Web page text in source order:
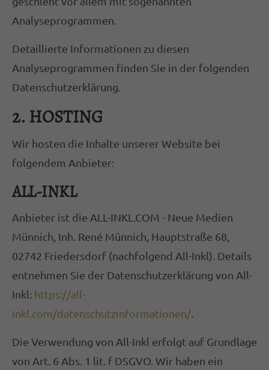
Analyseprogrammen.
Detaillierte Informationen zu diesen
Analyseprogrammen finden Sie in der folgenden
Datenschutzerklärung.
2. HOSTING
Wir hosten die Inhalte unserer Website bei
folgendem Anbieter:
ALL-INKL
Anbieter ist die ALL-INKL.COM - Neue Medien
Münnich, Inh. René Münnich, Hauptstraße 68,
02742 Friedersdorf (nachfolgend All-Inkl). Details
entnehmen Sie der Datenschutzerklärung von All-
Inkl: https://all-
inkl.com/datenschutzinformationen/
Die Verwendung von All-Inkl erfolgt auf Grundlage
von Art. 6 Abs. 1 lit. f DSGVO. Wir haben ein